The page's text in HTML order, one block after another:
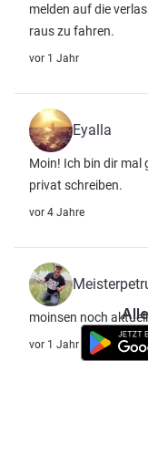
melden auf die
raus zu fahren.
vor 1 Jahr
Eyalla
Moin! Ich bin dir mal
privat schreiben.
vor 4 Jahre
moinsen noch aktuell
vor 1 Jahr